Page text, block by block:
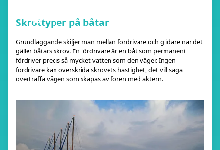
Skrottyper på båtar
Grundläggande skiljer man mellan fördrivare och glidare när det
gäller båtars skrov. En fördrivare är en båt som permanent
fördriver precis så mycket vatten som den väger. Ingen
fördrivare kan överskrida skrovets hastighet, det vill säga
överträffa vågen som skapas av fören med aktern.